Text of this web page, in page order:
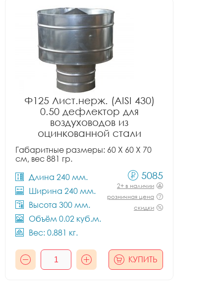
Ф125 Лист.нерж. (AISI 430)
0.50 дефлектор для
воздуховодов из
оцинкованной стали
Габаритные размеры: 60 X 60 X 70
см, вес 881 гр.
Длина 240 мм.
Ширина 240 мм.
Высота 300 мм.
Объём 0.02 куб.м.
Вес: 0.881 кг.
5085
2+ в наличии
розничная цена
скидки
КУПИТЬ